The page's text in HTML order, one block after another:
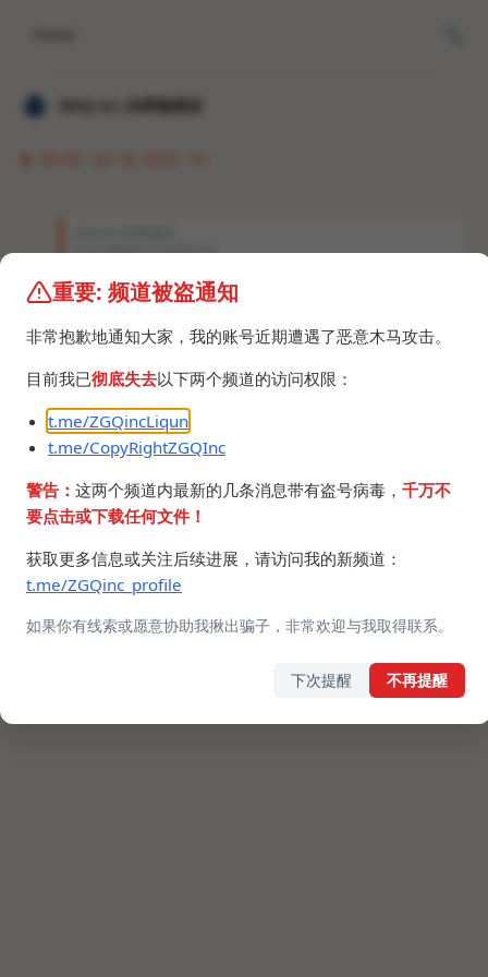
𝐙𝐆𝐐 ɪɴᴄ.的唠嗑频道
SteamManifestGrabber.zip
https://t.me/ZGQincLiqun/3500
https://bbs.steamtools.net/forum.php?mod=vie
wthread&tid=26042
之前那个有bug就别下了，现在修复了bug，支持了
多账号。
SteamManifestGrabber.zip
2.7 MB
重要: 频道被盗通知
非常抱歉地通知大家，我的账号近期遭遇了恶意木马攻击。
目前我已彻底失去以下两个频道的访问权限：
t.me/ZGQincLiqun
t.me/CopyRightZGQInc
警告： 这两个频道内最新的几条消息带有盗号病毒， 千万不
要点击或下载任何文件！
获取更多信息或关注后续进展，请访问我的新频道：
t.me/ZGQinc_profile
如果你有线索或愿意协助我揪出骗子，非常欢迎与我取得联系。
下次提醒 不再提醒